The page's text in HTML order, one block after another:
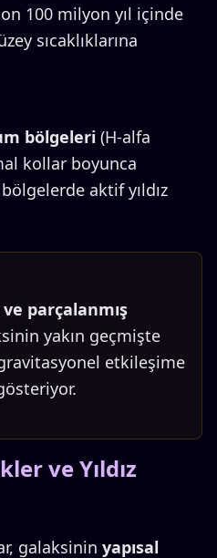
100 milyon yıl içinde
sıcaklıklarına
bölgeleri (H-alfa
kollar boyunca
aktif yıldız
parçalanmış
yakın geçmişte
etkileşime
ve Yıldız
galaksinin yapısal